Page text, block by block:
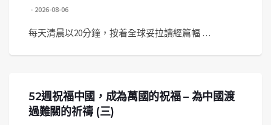
2026-08-06
每天清晨以20分鐘，按着全球妥拉讀經篇幅 …
52週祝福中國，成為萬國的祝福 – 為中國渡
過難關的祈禱 (三)